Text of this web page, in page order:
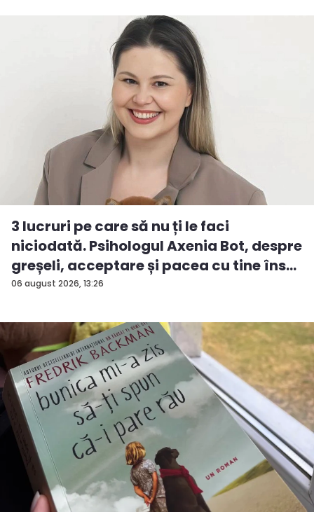
06 august 2026, 13:26
3 lucruri pe care să nu ți le faci
niciodată. Psihologul Axenia Bot, despre
greșeli, acceptare și pacea cu tine îns...